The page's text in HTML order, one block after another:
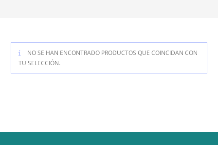
NO SE HAN ENCONTRADO PRODUCTOS QUE COINCIDAN CON
TU SELECCIÓN.